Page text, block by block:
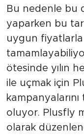
Bu nedenle bu
yaparken bu
uygun fiyatlarla
ötesinde yılın
ile uçmak için
oluyor. Plusfly
olarak